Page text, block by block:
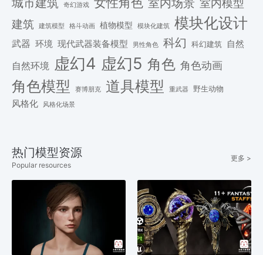
城市建筑
奇幻游戏 室内场景 室内模型
建筑 建筑模型 格斗动画 植物模型 模块化建筑 模块化设计
武器 环境 现代武器装备模型 男性角色 科幻 科幻建筑 自然
自然环境 虚幻4 虚幻5 角色 角色动画
角色模型 赛博朋克 道具模型 重武器 野生动物
风格化 风格化场景
热门模型资源
Popular resources
更多 >